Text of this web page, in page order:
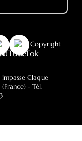
- © Copyright
Claque
- Tél.